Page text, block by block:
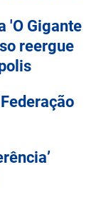
'O Gigante
reergue